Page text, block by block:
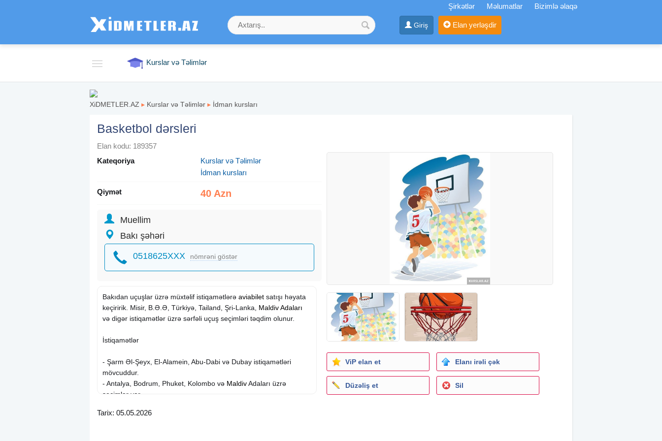
Şirkətlər Məlumatlar Bizimlə əlaqə
Giriş Elan yerləşdir
Kurslar və Təlimlər
XiDMETLER.AZ ▸ Kurslar və Təlimlər ▸ İdman kursları
Basketbol dərsleri
Elan kodu: 189357
Kateqoriya
Kurslar və Təlimlər
İdman kursları
Qiymət 40 Azn
Muellim
Bakı şəhəri
0518625XXX nömrəni göstər
Bakıdan uçuşlar üzrə müxtəlif istiqamətlərə aviabilet satışı həyata
keçiririk. Misir, B.Ə.Ə, Türkiyə, Tailand, Şri-Lanka, Maldiv Adaları
və digər istiqamətlər üzrə sərfəli uçuş seçimləri təqdim olunur.
İstiqamətlər
- Şarm Əl-Şeyx, El-Alamein, Abu-Dabi və Dubay istiqamətləri
mövcuddur.
- Antalya, Bodrum, Phuket, Kolombo və MaldivAdaları üzrə
seçimlər var.
təqdim edilir.
Tarix: 05.05.2026
ViP elan et Elanı irəli çək
Düzəliş et Sil